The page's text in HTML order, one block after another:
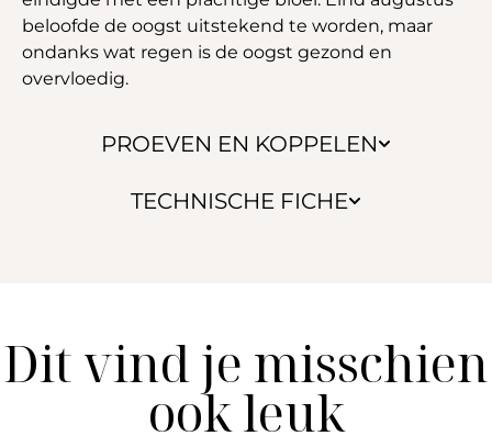
PROEVEN EN KOPPELEN
TECHNISCHE FICHE
beloofde de oogst uitstekend te worden, maar
ondanks wat regen is de oogst gezond en
overvloedig.
Dit vind je misschien
ook leuk